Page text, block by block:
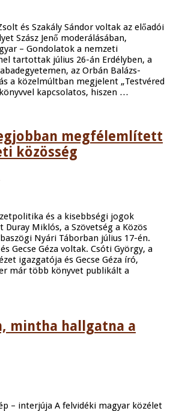
és Szakály Sándor voltak az előadói
Szász Jenő moderálásában,
– Gondolatok a nemzeti
tartottak július 26-án Erdélyben, a
az Orbán Balázs-
a közelmúltban megjelent „Testvéred
kapcsolatos, hiszen …
megfélemlített
közösség
és a kisebbségi jogok
Miklós, a Szövetség a Közös
Nyári Táborban július 17-én.
Gecse Géza voltak. Csóti György, a
igazgatója és Gecse Géza író,
már több könyvet publikált a
mintha hallgatna a
– interjúja A felvidéki magyar közélet